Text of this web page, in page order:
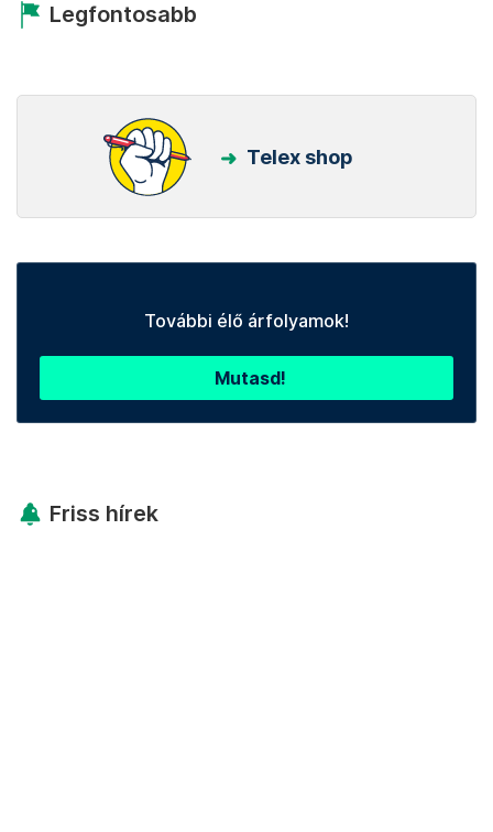
Legfontosabb
Telex shop
További élő árfolyamok!
Mutasd!
Friss hírek